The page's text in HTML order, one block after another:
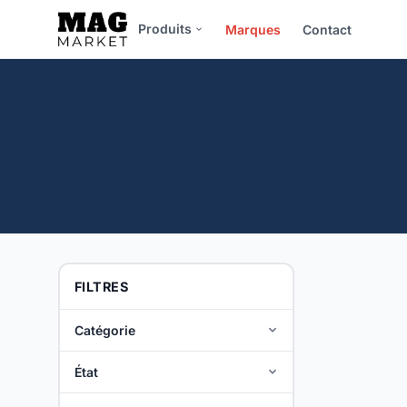
Produits Marques Contact
FILTRES
Catégorie
État